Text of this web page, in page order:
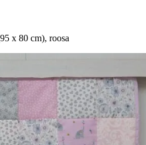
x 80 cm), roosa